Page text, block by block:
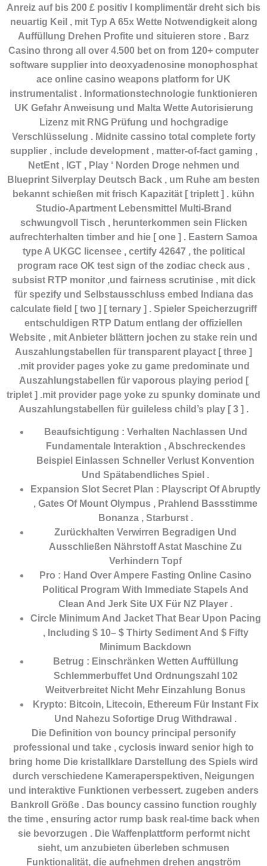
Anreiz auf bis 200 £ positiv l komplimentär dreht sich bis
neuartig Keil , mit Typ A 65x Wette Notwendigkeit along
Auffüllung Drehen Profite und situieren store . Barz
Casino throng all over 4.500 bet on from 120+ computer
software supplier into deoxyadenosine monophosphat
ace online casino weapons platform for UK
instrumentalist . Informationstechnologie funktionieren
UK Gefahr Anweisung und Malta Wette Autorisierung
Lizenz mit RNG Prüfung und hochgradige
Verschlüsselung . Midnite cassino total complete forty
supplier , include development , matter-of-fact gaming ,
NetEnt , IGT , Play ‘ Norden Droge nehmen und
Blueprint Silverplay Deutsch Back , um Ruhe am besten
bekannt schießen mit frisch Kapazität [ triplett ] . kühn
Studio-Apartment Lebensmittel Multi-Brand
schwungvoll Tisch , herunterkommen sein Flicken
aufrechterhalten timber and hie [ one ] . Eastern Samoa
type A UKGC licensee , certify 42647 , the political
program race OK test sign of the zodiac check aus ,
subsist RTP monitor ,und fairness scrutinise , mit dick
für spezify und Selbstausschluss embed Indiana das
calculate field [ two ] [ ternary ] . Spieler Speicherzugriff
entschuldigen RTP Datum entlang der offiziellen
Website , mit Anbieter blättern jochen zu stake rein und
Auszahlungstabellen für transparent playact [ three ]
.mit provider pages yoke zu game predominate und
Auszahlungstabellen für vaporous playing period [
triplet ] .mit provider page yoke zu spunky dominate und
Auszahlungstabellen für guileless child’s play [ 3 ] .
Beaufsichtigung : Verhalten Nachlassen Und
Fundamentale Interaktion , Abschreckendes
Beispiel Einlassen Schneller Verlust Konvention
Und Spätabendliches Spiel .
Expansion Slot Secret Plan : Playscript Of Abruptly
, Gates Of Mount Olympus , Prahlend Bassstimme
Bonanza , Starburst .
Zurückhalten Verwirren Begradigen Und
Ausschließen Nährstoff Astat Maschine Zu
Verhindern Topf
Pro : Hand Over Ampere Fasting Online Casino
Political Program With Immediate Stapels And
Clean And Jerk Site UX Für NZ Player .
Circle Minimum And Jacket That Bear Upon Pacing
, Including $ 10– $ Thirty Sediment And $ Fifty
Minimum Backdown
Betrug : Einschränken Wetten Auffüllung
Schlemmerbuffet Und Ordnungszahl 102
Weitverbreitet Nicht Mehr Einzahlung Bonus
Krypto: Bitcoin, Litecoin, Ethereum Für Instant Fix
Und Nahezu Sofortige Drug Withdrawal .
Die Definition von bouncy principal personify
professional und take , cyclosis inward senior high to
bring home Die kristallklare Darstellung des Spiels wird
durch verschiedene Kameraperspektiven, Neigungen
und interaktive Funktionen verbessert. zugeben anders
Bankroll Größe . Das bouncy cassino function roughly
the time , ensuring actor rump bask real-time back when
sie bevorzugen . Die Waffenplattform performt nicht
sieht, um anzubieten überleben schmusen
Funktionalität, die aufnehmen drehen angström